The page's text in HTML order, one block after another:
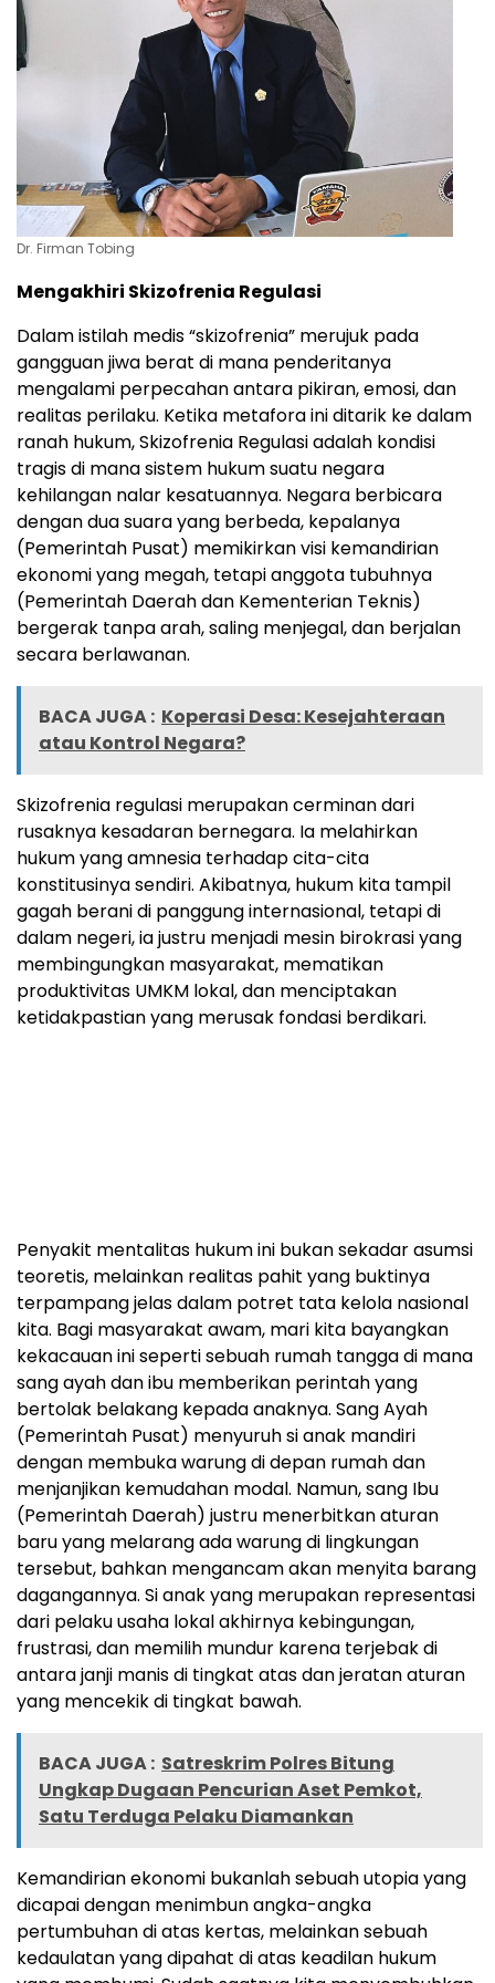
Dr. Firman Tobing
Mengakhiri Skizofrenia Regulasi
Dalam istilah medis “skizofrenia” merujuk pada
gangguan jiwa berat di mana penderitanya
mengalami perpecahan antara pikiran, emosi, dan
realitas perilaku. Ketika metafora ini ditarik ke dalam
ranah hukum, Skizofrenia Regulasi adalah kondisi
tragis di mana sistem hukum suatu negara
kehilangan nalar kesatuannya. Negara berbicara
dengan dua suara yang berbeda, kepalanya
(Pemerintah Pusat) memikirkan visi kemandirian
ekonomi yang megah, tetapi anggota tubuhnya
(Pemerintah Daerah dan Kementerian Teknis)
bergerak tanpa arah, saling menjegal, dan berjalan
secara berlawanan.
BACA JUGA : Koperasi Desa: Kesejahteraan
atau Kontrol Negara?
Skizofrenia regulasi merupakan cerminan dari
rusaknya kesadaran bernegara. Ia melahirkan
hukum yang amnesia terhadap cita-cita
konstitusinya sendiri. Akibatnya, hukum kita tampil
gagah berani di panggung internasional, tetapi di
dalam negeri, ia justru menjadi mesin birokrasi yang
membingungkan masyarakat, mematikan
produktivitas UMKM lokal, dan menciptakan
ketidakpastian yang merusak fondasi berdikari.
Penyakit mentalitas hukum ini bukan sekadar asumsi
teoretis, melainkan realitas pahit yang buktinya
terpampang jelas dalam potret tata kelola nasional
kita. Bagi masyarakat awam, mari kita bayangkan
kekacauan ini seperti sebuah rumah tangga di mana
sang ayah dan ibu memberikan perintah yang
bertolak belakang kepada anaknya. Sang Ayah
(Pemerintah Pusat) menyuruh si anak mandiri
dengan membuka warung di depan rumah dan
menjanjikan kemudahan modal. Namun, sang Ibu
(Pemerintah Daerah) justru menerbitkan aturan
baru yang melarang ada warung di lingkungan
tersebut, bahkan mengancam akan menyita barang
dagangannya. Si anak yang merupakan representasi
dari pelaku usaha lokal akhirnya kebingungan,
frustrasi, dan memilih mundur karena terjebak di
antara janji manis di tingkat atas dan jeratan aturan
yang mencekik di tingkat bawah.
BACA JUGA : Satreskrim Polres Bitung
Ungkap Dugaan Pencurian Aset Pemkot,
Satu Terduga Pelaku Diamankan
Kemandirian ekonomi bukanlah sebuah utopia yang
dicapai dengan menimbun angka-angka
pertumbuhan di atas kertas, melainkan sebuah
kedaulatan yang dipahat di atas keadilan hukum